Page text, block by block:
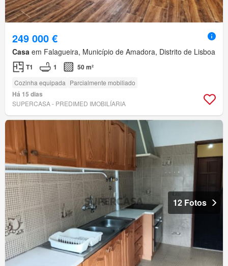
249 000 €
Casa em Falagueira, Município de Amadora, Distrito de Lisboa
T1 1 50 m²
Cozinha equipada Parcialmente mobiliado
Há 15 dias
SUPERCASA - PREDIMED IMOBILÍARIA
12 Fotos